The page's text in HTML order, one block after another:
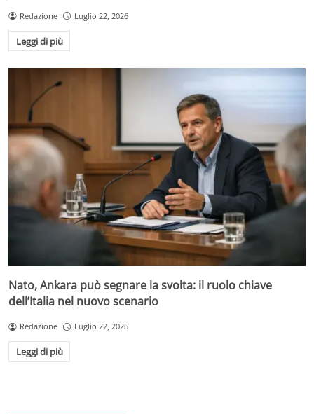
Redazione Luglio 22, 2026
Leggi di più
Nato, Ankara può segnare la svolta: il ruolo chiave
dell’Italia nel nuovo scenario
Redazione Luglio 22, 2026
Leggi di più